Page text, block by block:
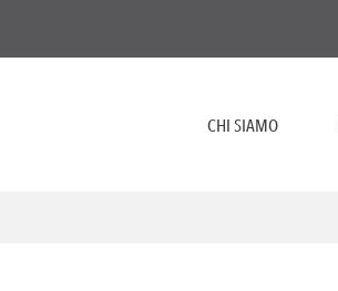
CHI SIAMO